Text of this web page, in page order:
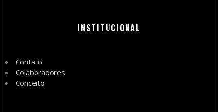
INSTITUCIONAL
Contato
Colaboradores
Conceito